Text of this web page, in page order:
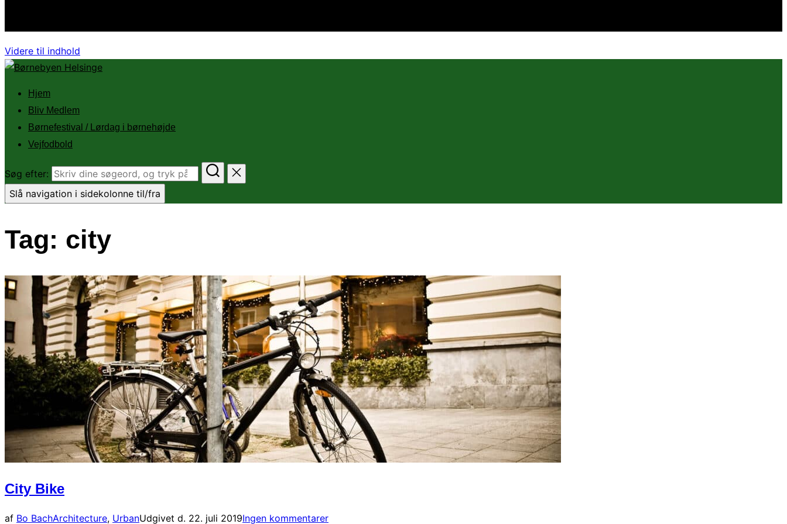
Videre til indhold
Hjem
Bliv Medlem
Børnefestival / Lørdag i børnehøjde
Vejfodbold
Søg efter:
Slå navigation i sidekolonne til/fra
Tag: city
City Bike
af Bo BachArchitecture, UrbanUdgivet d. 22. juli 2019Ingen kommentarer